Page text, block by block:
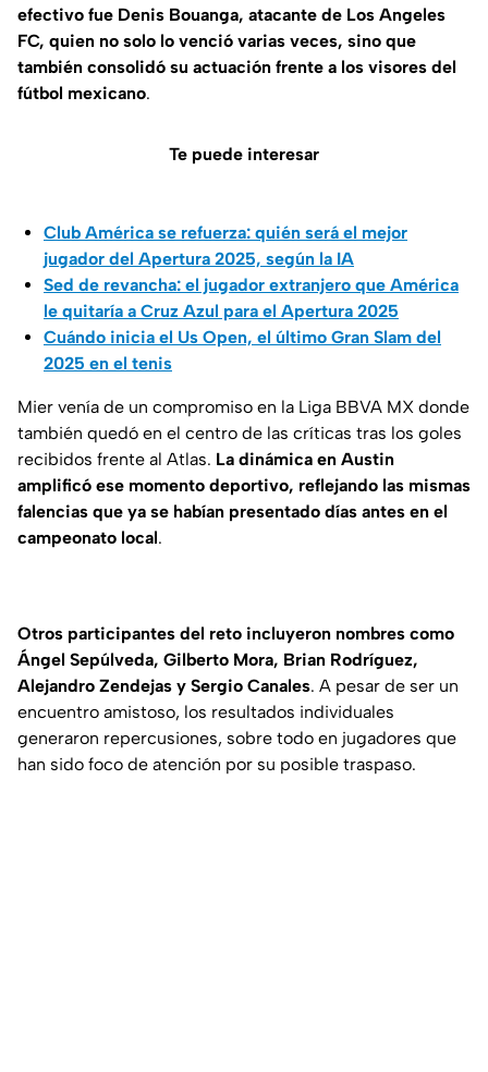
efectivo fue Denis Bouanga, atacante de Los Angeles
FC, quien no solo lo venció varias veces, sino que
también consolidó su actuación frente a los visores del
fútbol mexicano.
Te puede interesar
Club América se refuerza: quién será el mejor
jugador del Apertura 2025, según la IA
Sed de revancha: el jugador extranjero que América
le quitaría a Cruz Azul para el Apertura 2025
Cuándo inicia el Us Open, el último Gran Slam del
2025 en el tenis
Mier venía de un compromiso en la Liga BBVA MX donde
también quedó en el centro de las críticas tras los goles
recibidos frente al Atlas. La dinámica en Austin
amplificó ese momento deportivo, reflejando las mismas
falencias que ya se habían presentado días antes en el
campeonato local.
Otros participantes del reto incluyeron nombres como
Ángel Sepúlveda, Gilberto Mora, Brian Rodríguez,
Alejandro Zendejas y Sergio Canales. A pesar de ser un
encuentro amistoso, los resultados individuales
generaron repercusiones, sobre todo en jugadores que
han sido foco de atención por su posible traspaso.